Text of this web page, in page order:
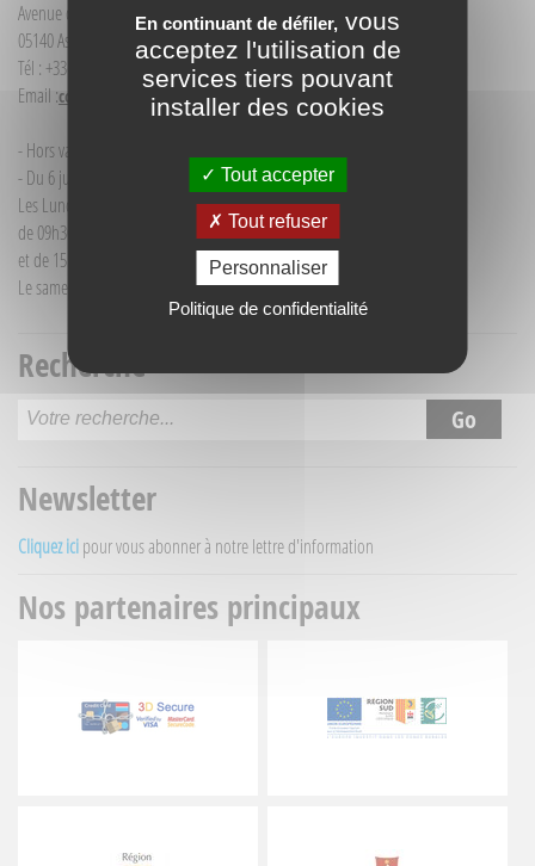
Avenue de la Gare
05140 Aspres-sur-Buëch - France
Tél : +33(0)4 92 58 68 88
Email :contact@sources-du-buech.com
- Hors vacances d'été : mardi de 9h30 à 12h00
- Du 6 juillet au 30 août :
Les Lundi et Mercredi
de 09h30 à 12h30
et de 15h30 à 18h00
Le samedi matin de 09h30 à 12h30
Recherche
Newsletter
Cliquez ici pour vous abonner à notre lettre d'information
Nos partenaires principaux
En continuant de défiler, vous
acceptez l'utilisation de
services tiers pouvant
installer des cookies
Tout accepter
Tout refuser
Personnaliser
Politique de confidentialité